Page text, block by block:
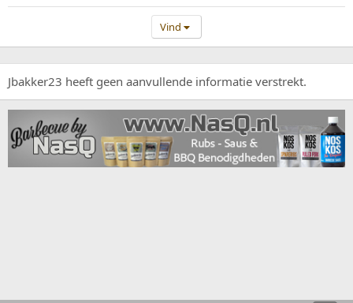
Vind
Jbakker23 heeft geen aanvullende informatie verstrekt.